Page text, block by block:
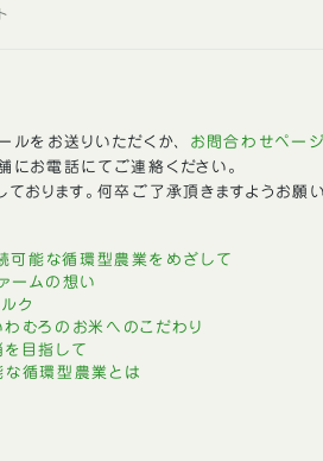
ト
ルをお送りいただくか、 お問合わせペー
にお電話にてご連絡ください。
おります。何卒ご了承頂きますようお願
可能な循環型農業をめざして
ームの想い
ク
むろのお米へのこだわり
目指して
な循環型農業とは